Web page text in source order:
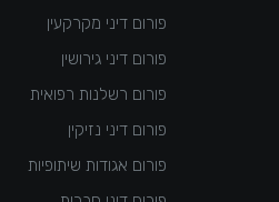
פורום דיני מקרקעין
פורום דיני גירושין
פורום רשלנות רפואית
פורום דיני נזיקין
פורום אגודות שיתופיות